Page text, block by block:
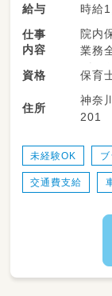
給与
時給
仕事
内容
院内
業務
パー
日を
・登
・室
・食
ート
・お
・お
資格 保育
住所
神奈
201
未経験OK
交通費支給